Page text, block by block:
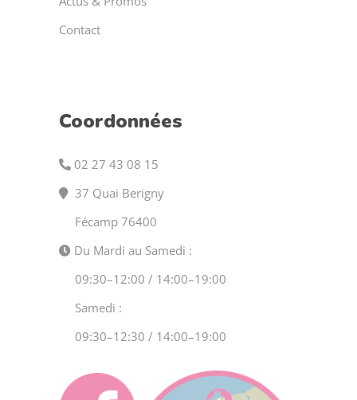
Contact
Coordonnées
02 27 43 08 15
37 Quai Berigny
Fécamp 76400
Du Mardi au Samedi :
09:30–12:00 / 14:00–19:00
Samedi :
09:30–12:30 / 14:00–19:00